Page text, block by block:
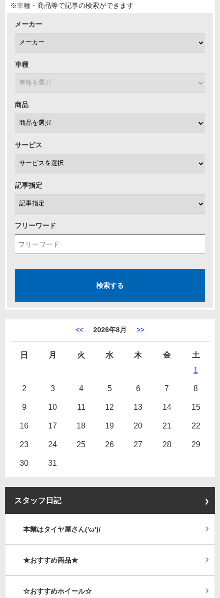
※車種・商品等で記事の検索ができます
メーカー
車種
商品
サービス
記事指定
フリーワード
<< 2026年8月 >>
日 月 火 水 木 金
土
1
2 3 4 5 6 7 8
9 10 11 12 13 14 15
16 17 18 19 20 21 22
23 24 25 26 27 28 29
30 31
スタッフ日記
本業はタイヤ屋さん('ω')/
★おすすめ商品★
☆おすすめホイール☆